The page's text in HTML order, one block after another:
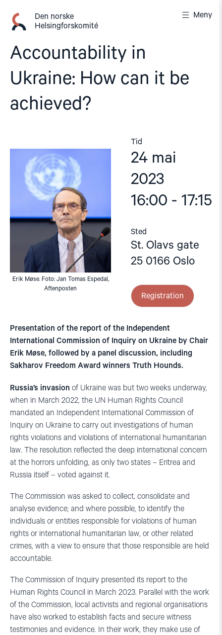
innhold
Den norske
Helsingforskomité
Meny
Accountability in
Ukraine: How can it be
achieved?
Erik Møse. Foto: Jan Tomas Espedal,
Aftenposten
Tid
24 mai
2023
16:00 - 17:15
Sted
St. Olavs gate
25 0166 Oslo
Registration
Presentation of the report of the Independent
International Commission of Inquiry on Ukraine by Chair
Erik Møse, followed by a panel discussion, including
Sakharov Freedom Award winners Truth Hounds.
Russia’s invasion of Ukraine was but two weeks underway,
when in March 2022, the UN Human Rights Council
mandated an Independent International Commission of
Inquiry on Ukraine to carry out investigations of human
rights violations and violations of international humanitarian
law. The resolution reflected the deep international concern
at the horrors unfolding, as only two states – Eritrea and
Russia itself – voted against it.
The Commission was asked to collect, consolidate and
analyse evidence; and where possible, to identify the
individuals or entities responsible for violations of human
rights or international humanitarian law, or other related
crimes, with a view to ensure that those responsible are held
accountable.
The Commission of Inquiry presented its report to the
Human Rights Council in March 2023. Parallel with the work
of the Commission, local activists and regional organisations
have also worked to establish facts and secure witness
testimonies and evidence. In their work, they make use of